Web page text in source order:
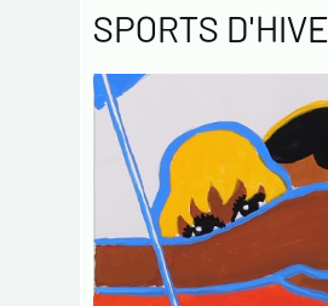
SPORTS